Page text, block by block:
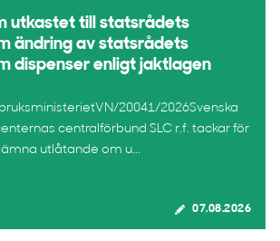
utkastet till statsrådets
ändring av statsrådets
dispenser enligt jaktlagen
20041/2026Svenska
centralförbund SLC r.f. tackar för
utlåtande om u...
07.08.2026